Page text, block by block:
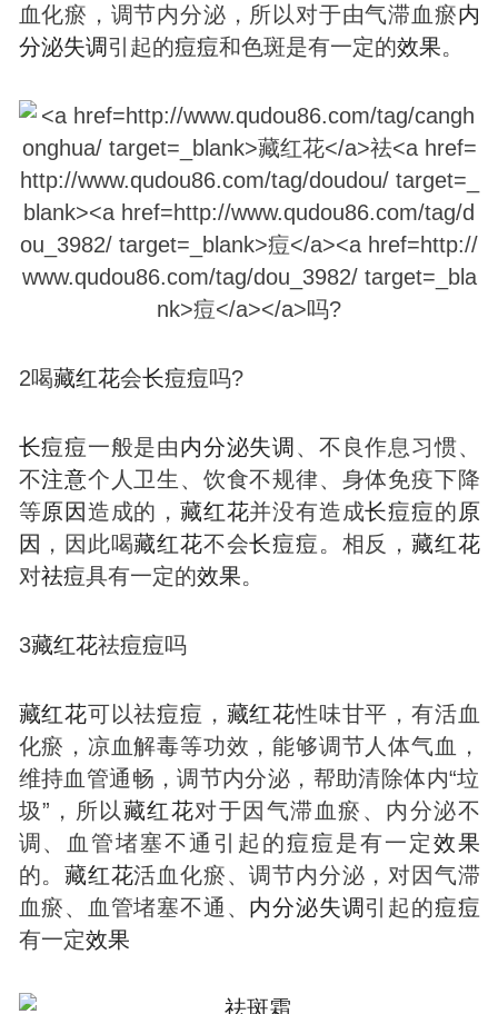
血化瘀，调节内分泌，所以对于由气滞血瘀内
分泌失调引起的痘痘和色斑是有一定的效果。
2喝藏红花会长痘痘吗?
长痘痘一般是由内分泌失调 、不良作息习惯、
不注意个人卫生、饮食不规律、身体免疫下降
等原因造成的，藏红花并没有造成长痘痘的原
因 ，因此喝藏红花不会长痘痘。相反， 藏红花
对祛痘具有一定的效果。
3藏红花祛痘痘吗
藏红花可以祛痘痘 ， 藏红花性味甘平，有活血
化瘀，凉血解毒等功效，能够调节人体气血，
维持血管通畅，调节内分泌，帮助清除体内“垃
圾”，所以藏红花对于因气滞血瘀、内分泌不
调、血管堵塞不通引起的痘痘是有一定效果
的。藏红花活血化瘀、调节内分泌，对因气滞
血瘀、血管堵塞不通、 内分泌失调引起的痘痘
有一定效果